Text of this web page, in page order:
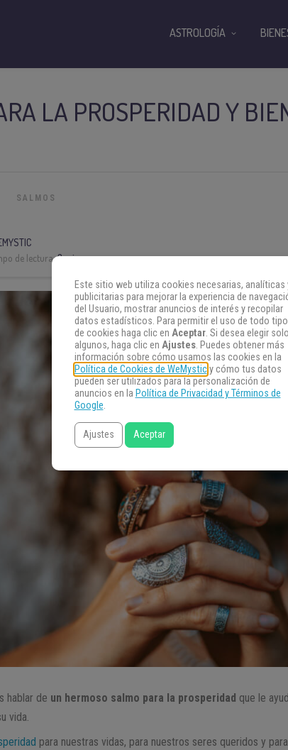
LA PROSPERIDAD Y
SALMOS
de lectura:3 min
hablar de un hermoso salmo para la prosperidad que le
vida.
para nuestras vidas, para nuestros seres queridos y
ASTROLOGÍA
Este sitio web utiliza cookies necesarias, analíticas
publicitarias para mejorar la experiencia de
del Usuario, mostrar anuncios de interés y recopilar
datos estadísticos. Para permitir el uso de todo tipo
de cookies haga clic en Aceptar. Si desea elegir solo
algunos, haga clic en Ajustes. Puedes obtener más
información sobre cómo usamos las cookies en la
Política de Cookies de WeMysticy cómo tus datos
pueden ser utilizados para la personalización de
anuncios en la Política de Privacidad y Términos de
Google.
Ajustes Aceptar